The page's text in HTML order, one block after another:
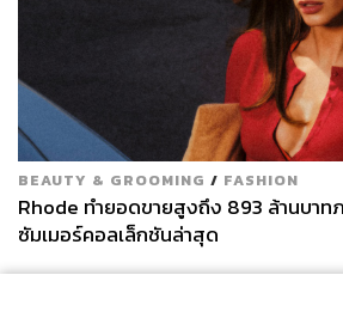
BEAUTY & GROOMING / FASHION
Rhode ทำยอดขายสูงถึง 893 ล้านบาทภ
ซัมเมอร์คอลเล็กชันล่าสุด